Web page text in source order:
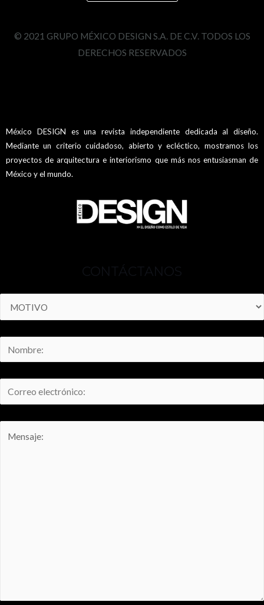
© 2021 GRUPO MÉXICO DESIGN S.A. DE C.V. TODOS LOS
DERECHOS RESERVADOS
México DESIGN es una revista independiente dedicada al diseño.
Mediante un criterio cuidadoso, abierto y ecléctico, mostramos los
proyectos de arquitectura e interiorismo que más nos entusiasman de
México y el mundo.
CONTÁCTANOS